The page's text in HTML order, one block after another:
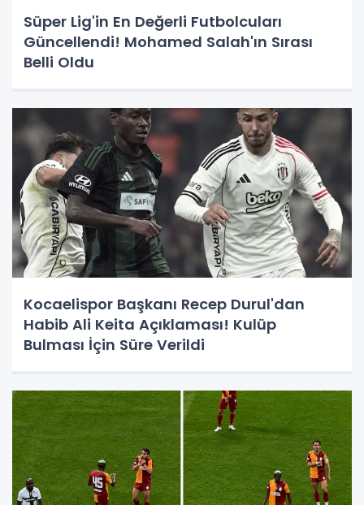
Süper Lig'in En Değerli Futbolcuları
Güncellendi! Mohamed Salah'ın Sırası
Belli Oldu
Kocaelispor Başkanı Recep Durul'dan
Habib Ali Keita Açıklaması! Kulüp
Bulması İçin Süre Verildi